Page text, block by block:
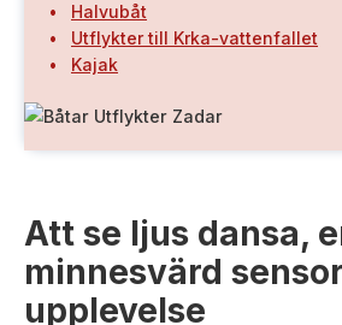
Halvubåt
Utflykter till Krka-vattenfallet
Kajak
Att se ljus dansa,
minnesvärd
upplevelse